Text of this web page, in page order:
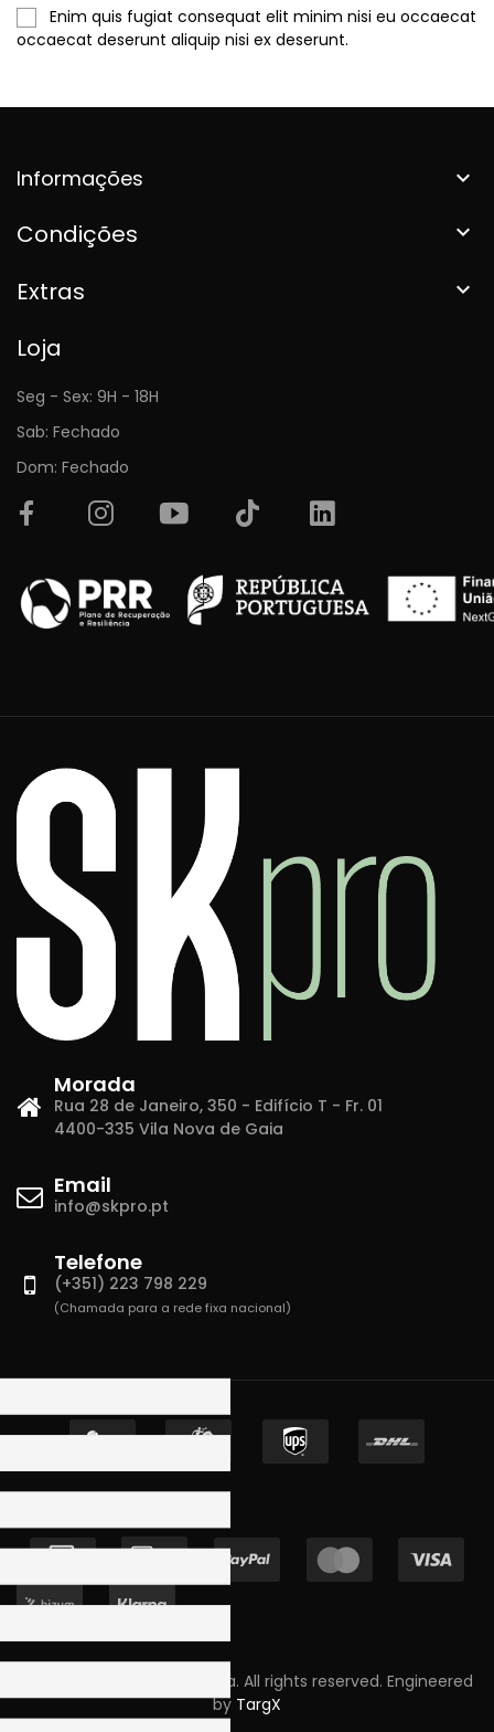
Enim quis fugiat consequat elit minim nisi eu occaecat
occaecat deserunt aliquip nisi ex deserunt.
Informações 
Condições 
Extras 
Loja
Seg - Sex: 9H - 18H
Sab: Fechado
Dom: Fechado
Morada
Rua 28 de Janeiro, 350 - Edifício T - Fr. 01
4400-335 Vila Nova de Gaia
Email
info@skpro.pt
Telefone
(+351) 223 798 229
(Chamada para a rede fixa nacional)
Copyright © 2023 Skpro, Lda. All rights reserved. Engineered
by TargX